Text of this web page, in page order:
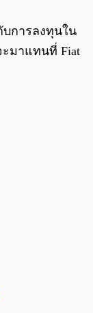
บการลงทุนใน
ะมาแทนที่ Fiat